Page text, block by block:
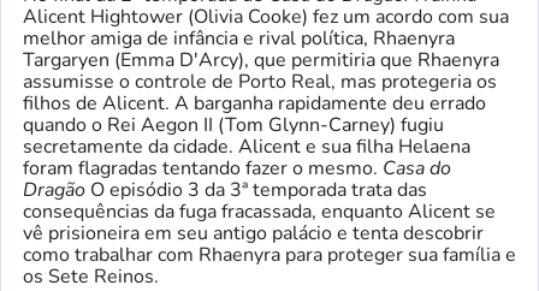
Alicent Hightower (Olivia Cooke) fez um acordo com sua
melhor amiga de infância e rival política, Rhaenyra
Targaryen (Emma D'Arcy), que permitiria que Rhaenyra
assumisse o controle de Porto Real, mas protegeria os
filhos de Alicent. A barganha rapidamente deu errado
quando o Rei Aegon II (Tom Glynn-Carney) fugiu
secretamente da cidade. Alicent e sua filha Helaena
foram flagradas tentando fazer o mesmo. Casa do
Dragão O episódio 3 da 3ª temporada trata das
consequências da fuga fracassada, enquanto Alicent se
vê prisioneira em seu antigo palácio e tenta descobrir
como trabalhar com Rhaenyra para proteger sua família e
os Sete Reinos.